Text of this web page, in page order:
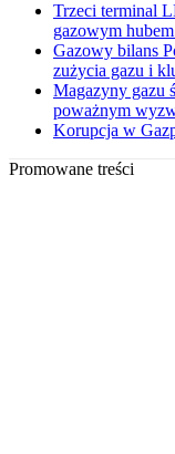
Trzeci terminal
gazowym
Gazowy bilans
zużycia gazu i
Magazyny gazu
poważnym
Korupcja w
Promowane treści